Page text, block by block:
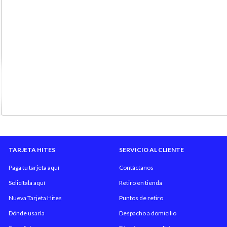
TARJETA HITES
Paga tu tarjeta aquí
Solicítala aquí
Nueva Tarjeta Hites
Dónde usarla
SERVICIO AL CLIENTE
Contáctanos
Retiro en tienda
Puntos de retiro
Despacho a domicilio